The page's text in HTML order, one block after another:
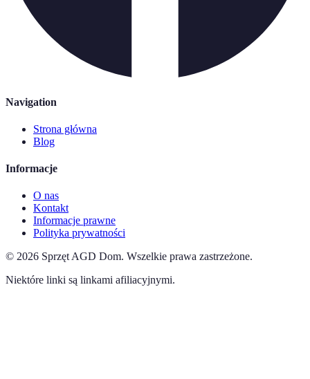
Navigation
Strona główna
Blog
Informacje
O nas
Kontakt
Informacje prawne
Polityka prywatności
© 2026 Sprzęt AGD Dom. Wszelkie prawa zastrzeżone.
Niektóre linki są linkami afiliacyjnymi.